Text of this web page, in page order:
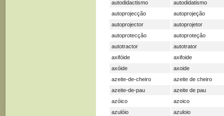
autodidactismo
autodidatismo
autoprojecção
autoprojeção
autoprojector
autoprojetor
autoprotecção
autoproteção
autotractor
autotrator
axifóide
axifoide
axóide
axoide
azeite-de-cheiro
azeite de cheiro
azeite-de-pau
azeite de pau
azóico
azoico
azulóio
azuloio